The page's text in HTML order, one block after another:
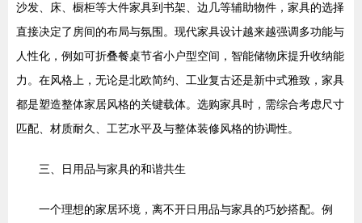
沙发、床、橱柜等大件家具到书架、边几等辅助物件，家具的选择
直接决定了房间的布局与氛围。现代家具设计越来越强调多功能与
人性化，例如可折叠餐桌节省小户型空间，智能储物床提升收纳能
力。在风格上，无论是北欧简约、工业复古还是新中式雅致，家具
都是塑造整体家居风格的关键载体。选购家具时，需综合考虑尺寸
匹配、材质耐久、工艺水平及与整体装修风格的协调性。
三、日用品与家具的和谐共生
一个理想的家居环境，离不开日用品与家具的巧妙搭配。例